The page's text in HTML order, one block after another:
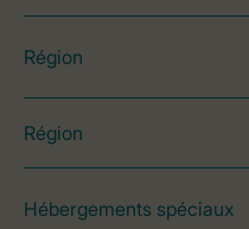
Région
Région
Hébergements spéciaux